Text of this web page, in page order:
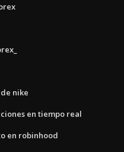
nike
en tiempo real
en robinhood